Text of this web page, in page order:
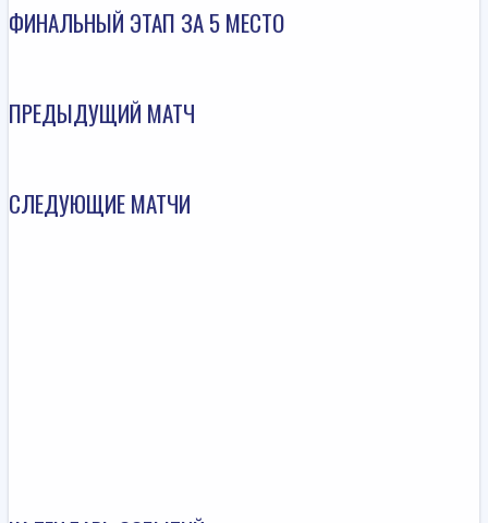
ФИНАЛЬНЫЙ ЭТАП ЗА 5 МЕСТО
ПРЕДЫДУЩИЙ МАТЧ
СЛЕДУЮЩИЕ МАТЧИ